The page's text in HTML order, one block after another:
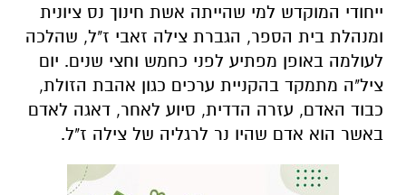
ייחודי המוקדש למי שהייתה אשת חינוך נס ציונית
ומנהלת בית הספר, הגברת צילה זאבי ז"ל, שהלכה
לעולמה באופן מפתיע לפני כחמש וחצי שנים. יום
ציל"ה מתמקד בהקניית ערכים כגון אהבת הזולת,
כבוד האדם, עזרה הדדית, סיוע לאחר, דאגה לאדם
באשר הוא אדם שהיו נר לרגליה של צילה ז"ל.